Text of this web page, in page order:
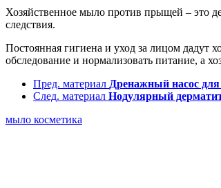
Хозяйственное мыло против прыщей – это
следствия.
Постоянная гигиена и уход за лицом дадут
обследование и нормализовать питание, а
Пред. материал Дренажный насос
След. материал Нодулярный дерматит
мыло косметика